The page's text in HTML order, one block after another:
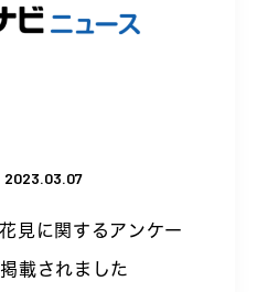
2023.03.07
見に関するアンケー
載されました